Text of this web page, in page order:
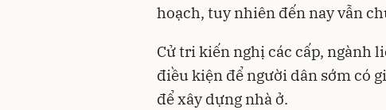
hoạch, tuy nhiên đến nay vẫn
Cử tri kiến nghị các cấp, ngành
điều kiện để người dân sớm có
để xây dựng nhà ở.